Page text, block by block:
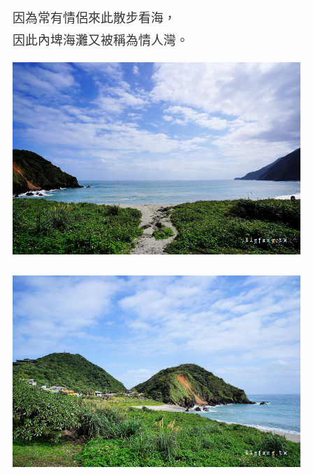
因為常有情侶來此散步看海，
因此內埤海灘又被稱為情人灣。